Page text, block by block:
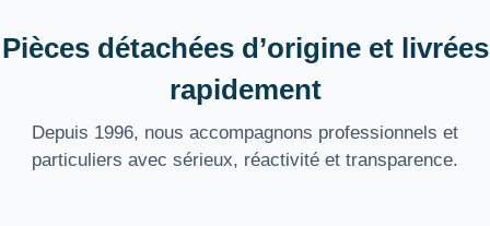
Pièces détachées d’origine et livrées
rapidement
Depuis 1996, nous accompagnons professionnels et
particuliers avec sérieux, réactivité et transparence.